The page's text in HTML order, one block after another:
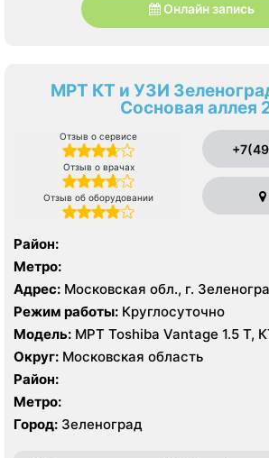
Онлайн запись
МРТ КТ и УЗИ
Сосновая аллея
Отзыв о сервисе
Отзыв о врачах
Отзыв об оборудовании
Район:
Метро:
Адрес: Московская обл., г.
аллея, 2А
Режим работы: Круглосуточно
Модель: МРТ Toshiba Vantage 1.5 Т,
SOMATOM EMOTION 16 срезов, УЗИ
Округ: Московская область
Район:
Метро:
Город: Зеленоград